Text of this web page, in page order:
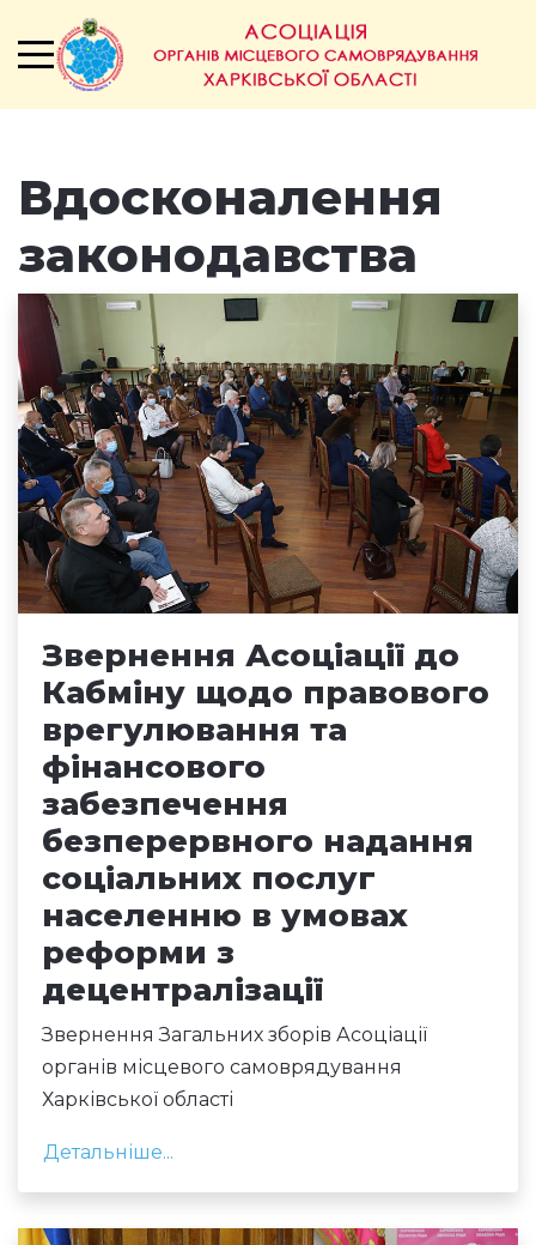
Вдосконалення
законодавства
Звернення Асоціації до
Кабміну щодо правового
врегулювання та
фінансового
забезпечення
безперервного надання
соціальних послуг
населенню в умовах
реформи з
децентралізації
Звернення Загальних зборів Асоціації
органів місцевого самоврядування
Харківської області
Детальніше...